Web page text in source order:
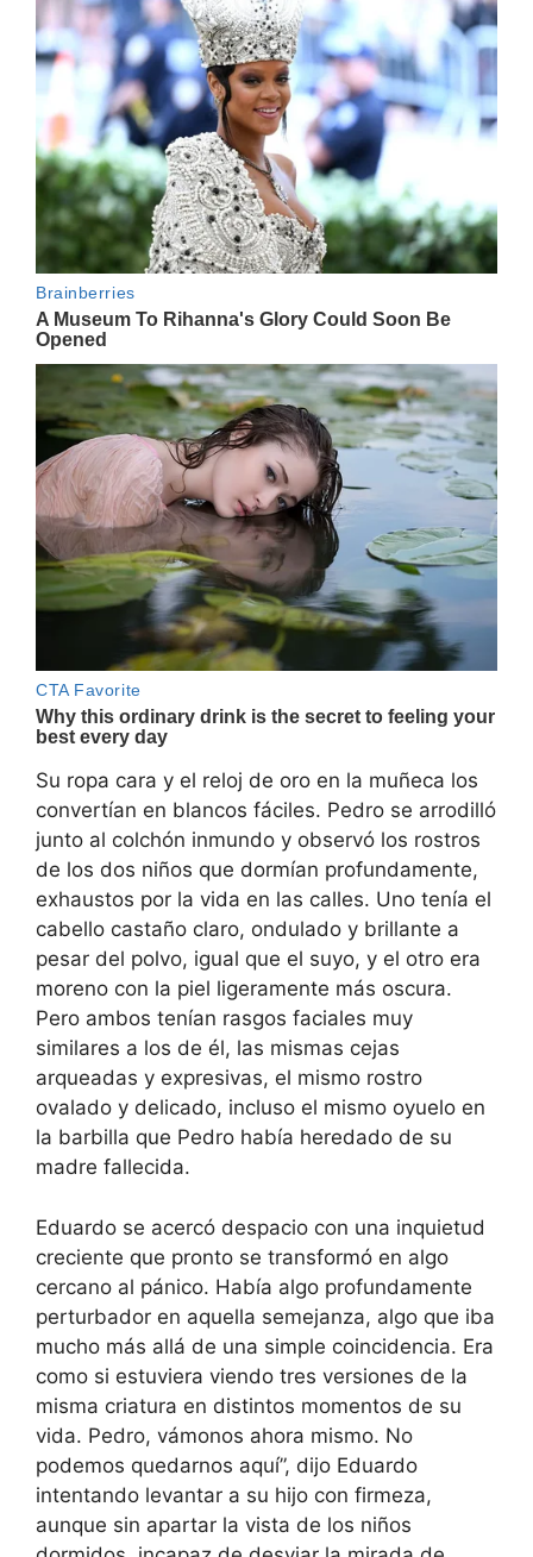
Su ropa cara y el reloj de oro en la muñeca los
convertían en blancos fáciles. Pedro se arrodilló
junto al colchón inmundo y observó los rostros
de los dos niños que dormían profundamente,
exhaustos por la vida en las calles. Uno tenía el
cabello castaño claro, ondulado y brillante a
pesar del polvo, igual que el suyo, y el otro era
moreno con la piel ligeramente más oscura.
Pero ambos tenían rasgos faciales muy
similares a los de él, las mismas cejas
arqueadas y expresivas, el mismo rostro
ovalado y delicado, incluso el mismo oyuelo en
la barbilla que Pedro había heredado de su
madre fallecida.
Eduardo se acercó despacio con una inquietud
creciente que pronto se transformó en algo
cercano al pánico. Había algo profundamente
perturbador en aquella semejanza, algo que iba
mucho más allá de una simple coincidencia. Era
como si estuviera viendo tres versiones de la
misma criatura en distintos momentos de su
vida. Pedro, vámonos ahora mismo. No
podemos quedarnos aquí”, dijo Eduardo
intentando levantar a su hijo con firmeza,
aunque sin apartar la vista de los niños